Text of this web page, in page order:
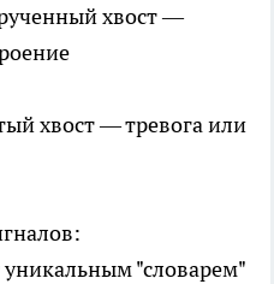
хвост —
хвост — тревога или
"словарем"